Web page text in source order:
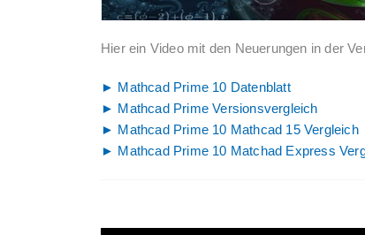
Hier ein Video mit den Neuerungen in der
► Mathcad Prime 10 Datenblatt
► Mathcad Prime Versionsvergleich
► Mathcad Prime 10 Mathcad 15 Vergleich
► Mathcad Prime 10 Matchad Express